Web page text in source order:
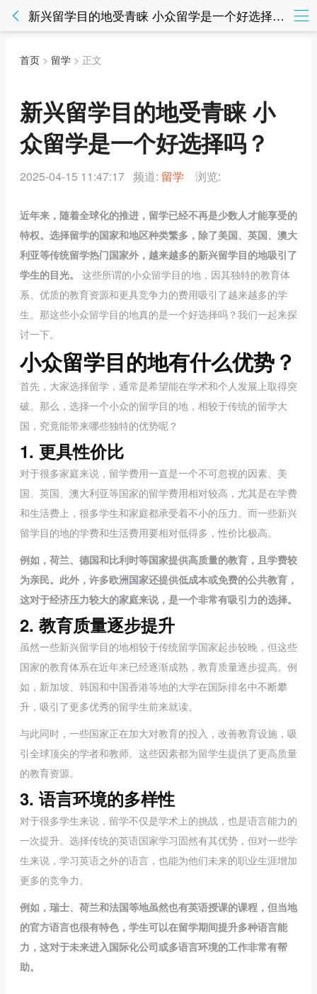
新兴留学目的地受青睐 小众留学是一个好选择吗？ - 留学 - 知法网知法网
首页 > 留学 > 正文
新兴留学目的地受青睐 小
众留学是一个好选择吗？
2025-04-15 11:47:17 频道: 留学 浏览:
近年来，随着全球化的推进，留学已经不再是少数人才能享受的
特权。选择留学的国家和地区种类繁多，除了美国、英国、澳大
利亚等传统留学热门国家外，越来越多的新兴留学目的地吸引了
学生的目光。
这些所谓的小众留学目的地，因其独特的教育体
系、优质的教育资源和更具竞争力的费用吸引了越来越多的学
生。那这些小众留学目的地真的是一个好选择吗？我们一起来探
讨一下。
小众留学目的地有什么优势？
首先，大家选择留学，通常是希望能在学术和个人发展上取得突
破。那么，选择一个小众的留学目的地，相较于传统的留学大
国，究竟能带来哪些独特的优势呢？
1. 更具性价比
对于很多家庭来说，留学费用一直是一个不可忽视的因素。美
国、英国、澳大利亚等国家的留学费用相对较高，尤其是在学费
和生活费上，很多学生和家庭都承受着不小的压力。而一些新兴
留学目的地的学费和生活费用要相对低得多，性价比极高。
例如，荷兰、德国和比利时等国家提供高质量的教育，且学费较
为亲民。此外，许多欧洲国家还提供低成本或免费的公共教育，
这对于经济压力较大的家庭来说，是一个非常有吸引力的选择。
2. 教育质量逐步提升
虽然一些新兴留学目的地相较于传统留学国家起步较晚，但这些
国家的教育体系在近年来已经逐渐成熟，教育质量逐步提高。例
如，新加坡、韩国和中国香港等地的大学在国际排名中不断攀
升，吸引了更多优秀的留学生前来就读。
与此同时，一些国家正在加大对教育的投入，改善教育设施，吸
引全球顶尖的学者和教师。这些因素都为留学生提供了更高质量
的教育资源。
3. 语言环境的多样性
对于很多学生来说，留学不仅是学术上的挑战，也是语言能力的
一次提升。选择传统的英语国家学习固然有其优势，但对一些学
生来说，学习英语之外的语言，也能为他们未来的职业生涯增加
更多的竞争力。
例如，瑞士、荷兰和法国等地虽然也有英语授课的课程，但当地
的官方语言也很有特色，学生可以在留学期间提升多种语言能
力，这对于未来进入国际化公司或多语言环境的工作非常有帮
助。